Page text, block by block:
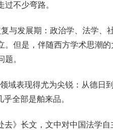
不少弯路。
与发展期：政治学、法学、
但是，伴随西方学术思潮
。
域表现得尤为尖锐：从德日
全部是舶来品。
》长文，文中对中国法学